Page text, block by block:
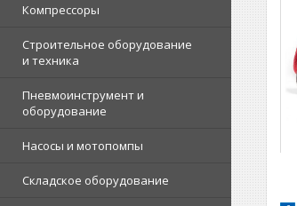
Компрессоры
Строительное оборудование
и техника
Пневмоинструмент и
оборудование
Насосы и мотопомпы
Складское оборудование